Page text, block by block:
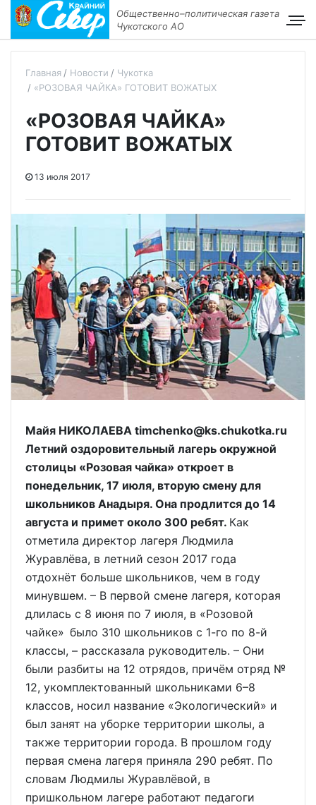
Общественно–политическая газета
Чукотского АО
Главная Новости
Чукотка
«РОЗОВАЯ ЧАЙКА» ГОТОВИТ ВОЖАТЫХ
«РОЗОВАЯ ЧАЙКА»
ГОТОВИТ ВОЖАТЫХ
13 июля 2017
Майя НИКОЛАЕВА timchenko@ks.chukotka.ru
Летний оздоровительный лагерь окружной
столицы «Розовая чайка» откроет в
понедельник, 17 июля, вторую смену для
школьников Анадыря. Она продлится до 14
августа и примет около 300 ребят. Как
отметила директор лагеря Людмила
Журавлёва, в летний сезон 2017 года
отдохнёт больше школьников, чем в году
минувшем. – В первой смене лагеря, которая
длилась с 8 июня по 7 июля, в «Розовой
чайке» было 310 школьников с 1-го по 8-й
классы, – рассказала руководитель. – Они
были разбиты на 12 отрядов, причём отряд №
12, укомплектованный школьниками 6–8
классов, носил название «Экологический» и
был занят на уборке территории школы, а
также территории города. В прошлом году
первая смена лагеря приняла 290 ребят. По
словам Людмилы Журавлёвой, в
пришкольном лагере работают педагоги